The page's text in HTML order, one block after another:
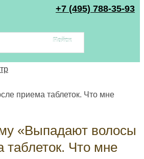
+7 (495) 788-35-93
приема таблеток. Что мне
«Выпадают волосы
таблеток. Что мне